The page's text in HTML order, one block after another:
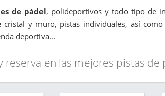
de pádel, polideportivos y todo tipo de
y muro, pistas individuales, así
deportiva...
reserva en las mejores pistas de